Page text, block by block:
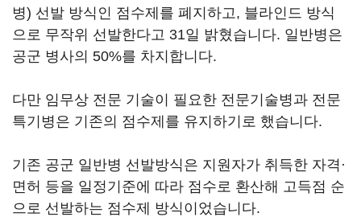
병) 선발 방식인 점수제를 폐지하고, 블라인드 방식
으로 무작위 선발한다고 31일 밝혔습니다. 일반병은
공군 병사의 50%를 차지합니다.
다만 임무상 전문 기술이 필요한 전문기술병과 전문
특기병은 기존의 점수제를 유지하기로 했습니다.
기존 공군 일반병 선발방식은 지원자가 취득한 자격·
면허 등을 일정기준에 따라 점수로 환산해 고득점 순
으로 선발하는 점수제 방식이었습니다.